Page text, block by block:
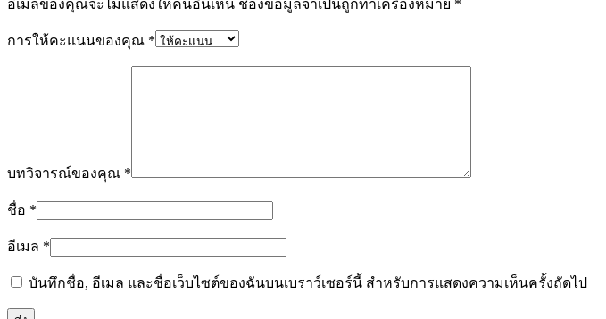
อีเมลของคุณจะไม่แสดงให้คนอื่นเห็น ช่องข้อมูลจำเป็นถูกทำเครื่องหมาย *
การให้คะแนนของคุณ *
บทวิจารณ์ของคุณ *
ชื่อ *
อีเมล *
บันทึกชื่อ, อีเมล และชื่อเว็บไซต์ของฉันบนเบราว์เซอร์นี้ สำหรับการแสดงความเห็นครั้งถัดไป